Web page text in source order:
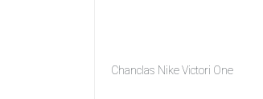
Chanclas Nike Victori One